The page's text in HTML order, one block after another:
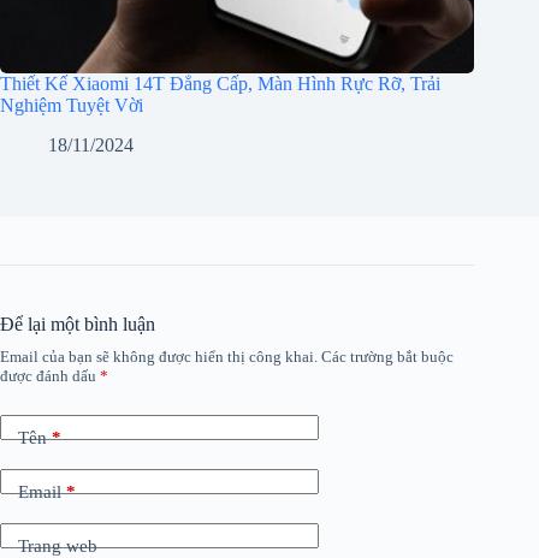
Thiết Kế Xiaomi 14T Đẳng Cấp, Màn Hình Rực Rỡ, Trải
Nghiệm Tuyệt Vời
18/11/2024
Để lại một bình luận
Email của bạn sẽ không được hiển thị công khai. Các trường bắt buộc
được đánh dấu *
Tên*
Email*
Trang web